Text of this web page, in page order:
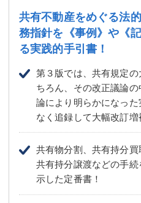
共有不動産をめぐる法
務指針を 《事例》や《
る実践的手引書！
第３版では、共有規定
ちろん、その改正議論
論により明らかになっ
なく追録して大幅改訂増
共有物分割、共有持分買
共有持分譲渡などの手
示した定番書！